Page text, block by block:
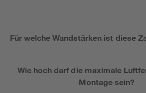
Für welche Wandstärken ist diese
Wie hoch darf die maximale
Montage sein?